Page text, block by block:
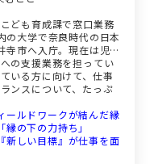
ども育成課で窓口業務
の大学で奈良時代の日本
寺市へ入庁。現在は児童
の支援業務を担ってい
いる方に向けて、仕事
ンスについて、たっぷ
ールドワークが結んだ縁
の下の力持ち」
新しい目標』が仕事を面